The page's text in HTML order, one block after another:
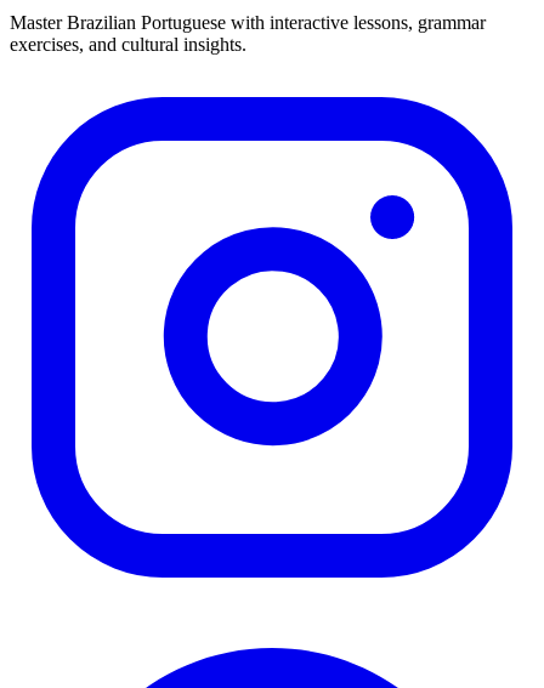
Master Brazilian Portuguese with interactive lessons, grammar
exercises, and cultural insights.